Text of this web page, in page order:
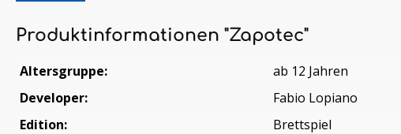
Produktinformationen "Zapotec"
Altersgruppe:
ab 12 Jahren
Developer:
Fabio Lopiano
Edition:
Brettspiel